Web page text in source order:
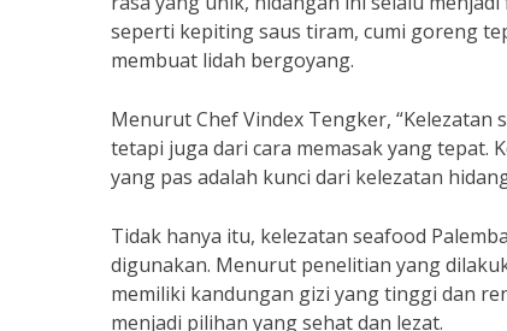
seperti kepiting saus tiram, cumi goreng
membuat lidah bergoyang.
Menurut Chef Vindex Tengker,
tetapi juga dari cara memasak yang tepat.
yang pas adalah kunci dari kelezatan
Tidak hanya itu, kelezatan seafood
digunakan. Menurut penelitian yang
memiliki kandungan gizi yang tinggi dan
menjadi pilihan yang sehat dan lezat.